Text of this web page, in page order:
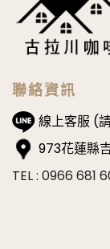
聯絡資訊
線上客服 (
973花蓮縣
TEL : 0966 681